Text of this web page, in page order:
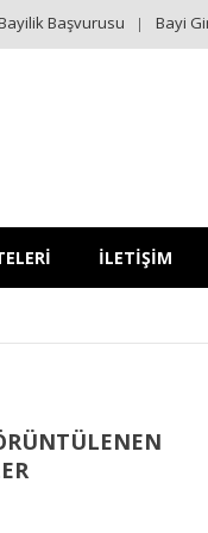
Başvurusu Bayi
İLETİŞİM